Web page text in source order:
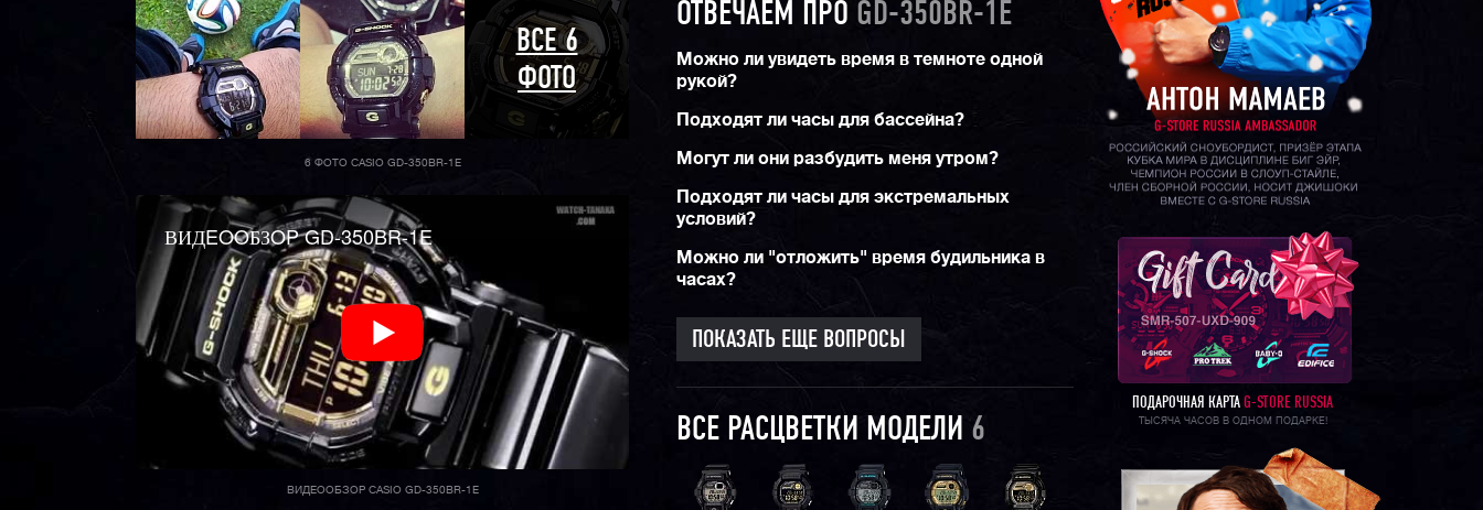
ВСЕ 6
ФОТО
6 ФОТО CASIO GD-350BR-1E
ВИДEOOБЗOP GD-350BR-1E
ВИДЕООБЗОР CASIO GD-350BR-1E
ОТВЕЧАЕМ ПРО GD-350BR-1E
Можно ли увидеть время в темноте одной
рукой?
Подходят ли часы для бассейна?
Могут ли они разбудить меня утром?
Подходят ли часы для экстремальных
условий?
Можно ли "отложить" время будильника в
часах?
ПОКАЗАТЬ ЕЩЕ ВОПРОСЫ
ВСЕ РАСЦВЕТКИ МОДЕЛИ 6
ПОДАРОЧНАЯ КАРТА G-STORE RUSSIA
ТЫСЯЧА ЧАСОВ В ОДНОМ ПОДАРКЕ!